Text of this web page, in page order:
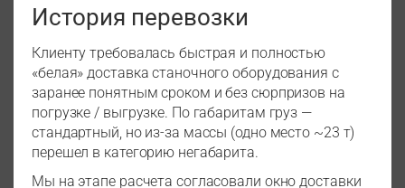
История перевозки
Клиенту требовалась быстрая и полностью
«белая» доставка станочного оборудования с
заранее понятным сроком и без сюрпризов на
погрузке / выгрузке. По габаритам груз —
стандартный, но из-за массы (одно место ~23 т)
перешел в категорию негабарита.
Мы на этапе расчета согласовали окно доставки